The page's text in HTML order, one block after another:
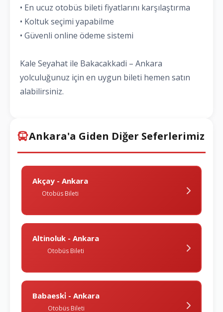
• En ucuz otobüs bileti fiyatlarını karşılaştırma
• Koltuk seçimi yapabilme
• Güvenli online ödeme sistemi
Kale Seyahat ile Bakacakkadi – Ankara
yolculuğunuz için en uygun bileti hemen satın
alabilirsiniz.
Ankara'a Giden Diğer Seferlerimiz
Akçay - Ankara
Otobüs Bileti
Altinoluk - Ankara
Otobüs Bileti
Babaeski̇ - Ankara
Otobüs Bileti